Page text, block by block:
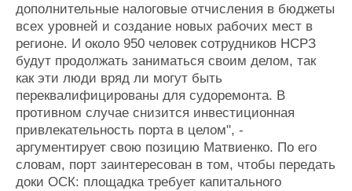
дополнительные налоговые отчисления в бюджеты
всех уровней и создание новых рабочих мест в
регионе. И около 950 человек сотрудников НСРЗ
будут продолжать заниматься своим делом, так
как эти люди вряд ли могут быть
переквалифицированы для судоремонта. В
противном случае снизится инвестиционная
привлекательность порта в целом", -
аргументирует свою позицию Матвиенко. По его
словам, порт заинтересован в том, чтобы передать
доки ОСК: площадка требует капитального